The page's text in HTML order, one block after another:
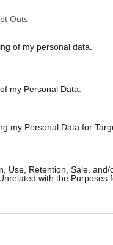
Outs
of my personal data.
my Personal Data.
my Personal Data for
Use, Retention, Sale, and/
with the Purposes